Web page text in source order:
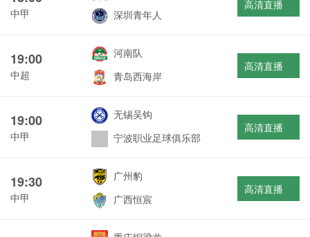
中甲
深圳青年人
高清直播
19:00
中超
河南队
青岛西海岸
高清直播
19:00
中甲
无锡吴钩
宁波职业足球俱乐部
高清直播
19:30
中甲
广州豹
广西恒宸
高清直播